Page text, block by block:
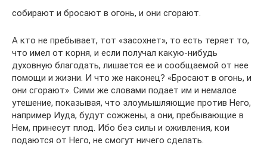
собирают и бросают в огонь, и они сгорают.
А кто не пребывает, тот «засохнет», то есть теряет то,
что имел от корня, и если получал какую-нибудь
духовную благодать, лишается ее и сообщаемой от нее
помощи и жизни. И что же наконец? «Бросают в огонь, и
они сгорают». Сими же словами подает им и немалое
утешение, показывая, что злоумышляющие против Него,
например Иуда, будут сожжены, а они, пребывающие в
Нем, принесут плод. Ибо без силы и оживления, кои
подаются от Него, не смогут ничего сделать.